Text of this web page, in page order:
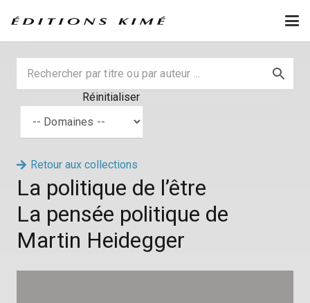
Réinitialiser
Retour aux collections
La politique de l’être
La pensée politique de
Martin Heidegger